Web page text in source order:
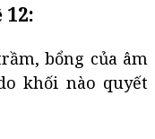
12:
bổng của âm
khối nào quyết